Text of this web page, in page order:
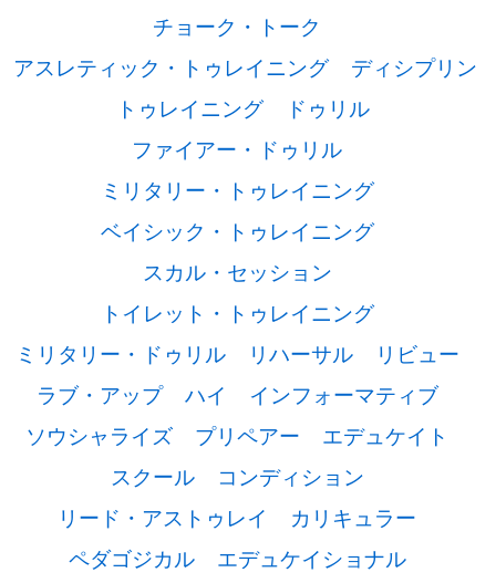
チョーク・トーク
アスレティック・トゥレイニング
ディシプリン
トゥレイニング
ドゥリル
ファイアー・ドゥリル
ミリタリー・トゥレイニング
ベイシック・トゥレイニング
スカル・セッション
トイレット・トゥレイニング
ミリタリー・ドゥリル
リハーサル
リビュー
ラブ・アップ
ハイ
インフォーマティブ
ソウシャライズ
プリペアー
エデュケイト
スクール
コンディション
リード・アストゥレイ
カリキュラー
ペダゴジカル
エデュケイショナル